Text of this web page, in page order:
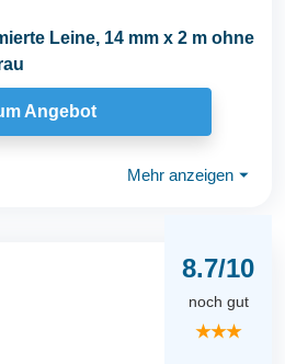
Leine, 14 mm x 2 m ohne
Angebot
Mehr anzeigen ⏷
8.7/10
noch gut
★★★